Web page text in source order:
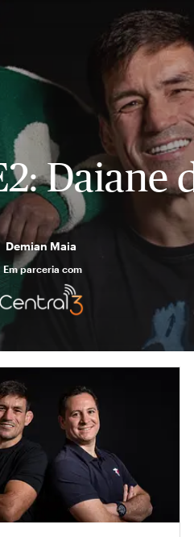
Daiane
Demian Maia
Em parceria com